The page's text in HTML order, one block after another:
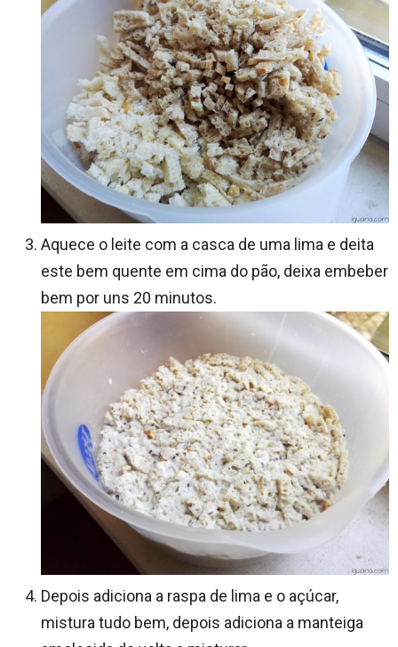
Aquece o leite com a casca de uma lima e deita
este bem quente em cima do pão, deixa embeber
bem por uns 20 minutos.
Depois adiciona a raspa de lima e o açúcar,
mistura tudo bem, depois adiciona a manteiga